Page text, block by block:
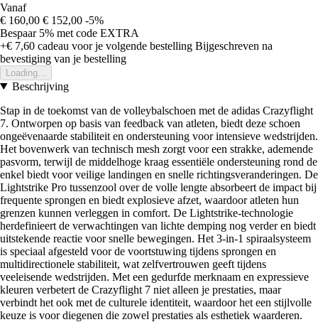
Vanaf
€ 160,00 € 152,00 -5%
Bespaar 5% met code EXTRA
+€ 7,60 cadeau voor je volgende bestelling Bijgeschreven na
bevestiging van je bestelling
Loading...
Beschrijving
Stap in de toekomst van de volleybalschoen met de adidas Crazyflight
7. Ontworpen op basis van feedback van atleten, biedt deze schoen
ongeëvenaarde stabiliteit en ondersteuning voor intensieve wedstrijden.
Het bovenwerk van technisch mesh zorgt voor een strakke, ademende
pasvorm, terwijl de middelhoge kraag essentiële ondersteuning rond de
enkel biedt voor veilige landingen en snelle richtingsveranderingen. De
Lightstrike Pro tussenzool over de volle lengte absorbeert de impact bij
frequente sprongen en biedt explosieve afzet, waardoor atleten hun
grenzen kunnen verleggen in comfort. De Lightstrike-technologie
herdefinieert de verwachtingen van lichte demping nog verder en biedt
uitstekende reactie voor snelle bewegingen. Het 3-in-1 spiraalsysteem
is speciaal afgesteld voor de voortstuwing tijdens sprongen en
multidirectionele stabiliteit, wat zelfvertrouwen geeft tijdens
veeleisende wedstrijden. Met een gedurfde merknaam en expressieve
kleuren verbetert de Crazyflight 7 niet alleen je prestaties, maar
verbindt het ook met de culturele identiteit, waardoor het een stijlvolle
keuze is voor diegenen die zowel prestaties als esthetiek waarderen.